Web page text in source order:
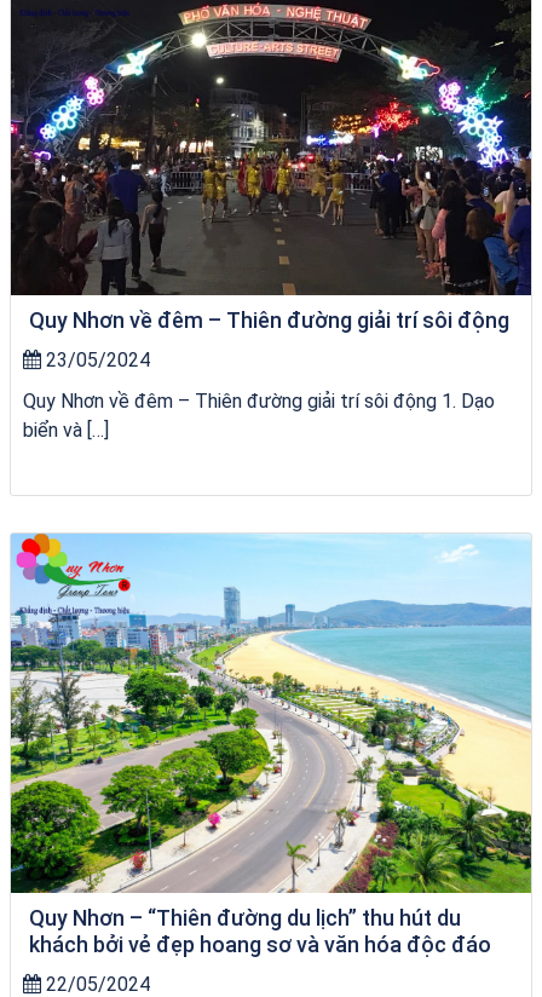
Quy Nhơn về đêm – Thiên đường giải trí sôi động
23/05/2024
Quy Nhơn về đêm – Thiên đường giải trí sôi động 1. Dạo
biển và […]
Tour Gia Lai Quy Nhơn
Quy Nhơn – “Thiên đường du lịch” thu hút du
khách bởi vẻ đẹp hoang sơ và văn hóa độc đáo
22/05/2024